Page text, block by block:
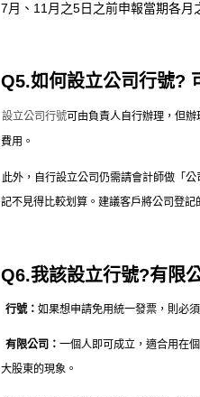
7月、11月之5日之前申報當期各月
Q5.如何設立公司行號?
設立公司行號可由負責人自行辦理，但
費用。
此外，自行設立公司仍需請會計師做「
記不見得比較划算。建議客戶將公司登
Q6.我該設立行號?有限
行號： 如果想申請免用統一發票，則必
有限公司： 一個人即可成立，適合用在
大股東的現象。